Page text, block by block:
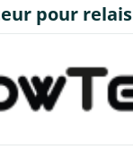
pour relais